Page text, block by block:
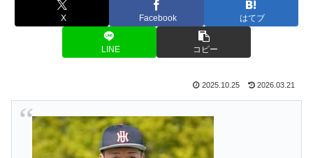
X Facebook はてブ
LINE コピー
2025.10.25 2026.03.21